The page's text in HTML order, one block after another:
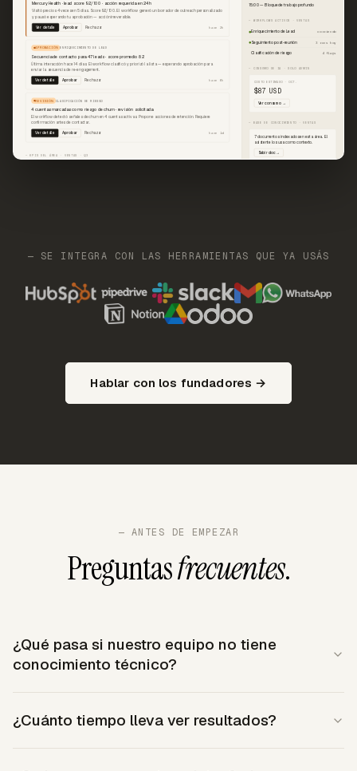
— SE INTEGRA CON LAS HERRAMIENTAS QUE YA USÁS
Hablar con los fundadores →
— ANTES DE EMPEZAR
Preguntasfrecuentes.
¿Qué pasa si nuestro equipo no tiene
conocimiento técnico?
OS construye e implementa todo — tu equipo solo
aprende a usar el tablero para aprobar acciones y
¿Cuánto tiempo lleva ver resultados?